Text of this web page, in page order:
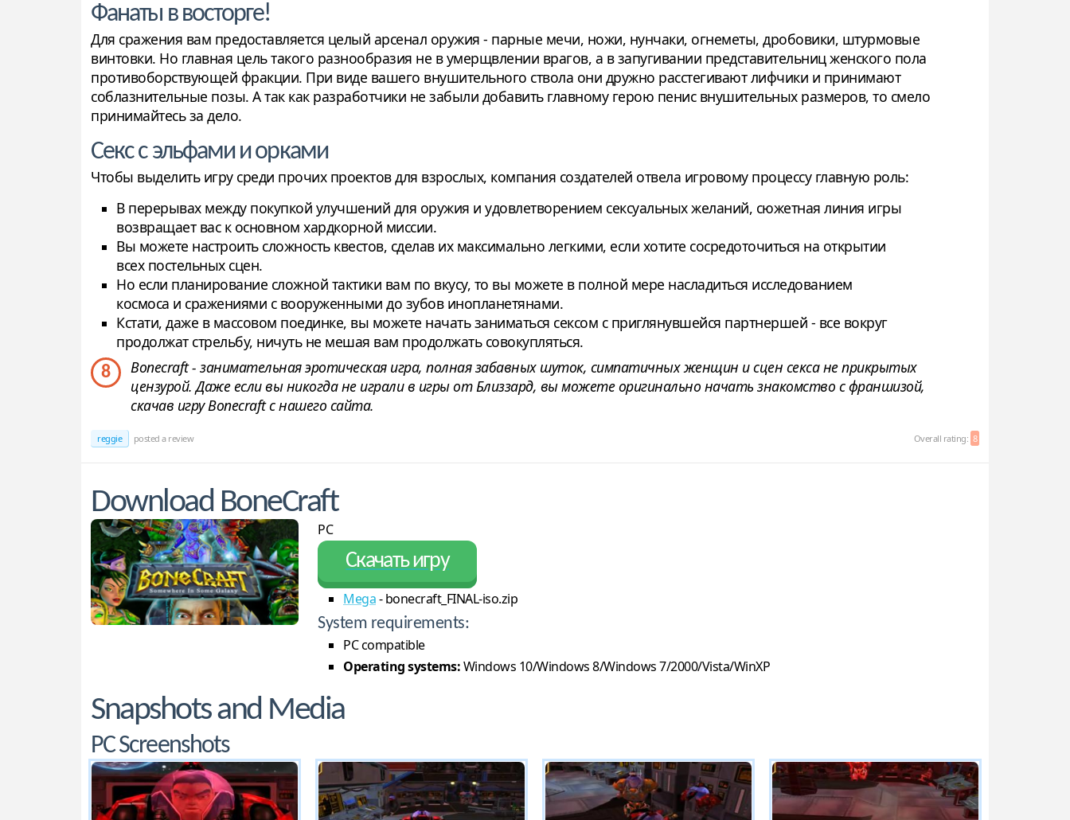
Фанаты в восторге!
Для сражения вам предоставляется целый арсенал оружия - парные мечи, ножи, нунчаки, огнеметы, дробовики, штурмовые
винтовки. Но главная цель такого разнообразия не в умерщвлении врагов, а в запугивании представительниц женского пола
противоборствующей фракции. При виде вашего внушительного ствола они дружно расстегивают лифчики и принимают
соблазнительные позы. А так как разработчики не забыли добавить главному герою пенис внушительных размеров, то смело
принимайтесь за дело.
Секс с эльфами и орками
Чтобы выделить игру среди прочих проектов для взрослых, компания создателей отвела игровому процессу главную роль:
В перерывах между покупкой улучшений для оружия и удовлетворением сексуальных желаний, сюжетная линия игры
возвращает вас к основном хардкорной миссии.
Вы можете настроить сложность квестов, сделав их максимально легкими, если хотите сосредоточиться на открытии
всех постельных сцен.
Но если планирование сложной тактики вам по вкусу, то вы можете в полной мере насладиться исследованием
космоса и сражениями с вооруженными до зубов инопланетянами.
Кстати, даже в массовом поединке, вы можете начать заниматься сексом с приглянувшейся партнершей - все вокруг
продолжат стрельбу, ничуть не мешая вам продолжать совокупляться.
8
Bonecraft - занимательная эротическая игра, полная забавных шуток, симпатичных женщин и сцен секса не прикрытых
цензурой. Даже если вы никогда не играли в игры от Близзард, вы можете оригинально начать знакомство с франшизой,
скачав игру Bonecraft с нашего сайта.
reggie posted a review Overall rating: 8
Download BoneCraft
PC
Скачать игру
Mega- bonecraft_FINAL-iso.zip
System requirements:
PC compatible
Operating systems:Windows 10/Windows 8/Windows 7/2000/Vista/WinXP
Snapshots and Media
PC Screenshots